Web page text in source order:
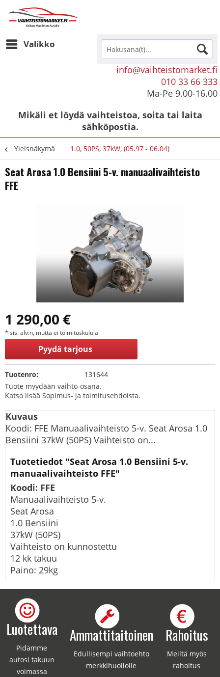
Valikko
info@vaihteistomarket.fi
010 33 66 333
Ma-Pe 9.00-16.00
Mikäli et löydä vaihteistoa, soita tai laita
sähköpostia.
Yleisnäkymä 1.0, 50PS, 37kW, (05.97 - 06.04)
Seat Arosa 1.0 Bensiini 5-v. manuaalivaihteisto
FFE
1 290,00 €
* sis. alv:n, mutta ei toimituskuluja
Pyydä tarjous
Tuotenro:
131644
Tuote myydään vaihto-osana.
Katso lisää Sopimus- ja toimitusehdoista.
Kuvaus
Koodi: FFE Manuaalivaihteisto 5-v. Seat Arosa 1.0
Bensiini 37kW (50PS) Vaihteisto on...
Tuotetiedot "Seat Arosa 1.0 Bensiini 5-v.
manuaalivaihteisto FFE"
Koodi: FFE
Manuaalivaihteisto 5-v.
Seat Arosa
1.0 Bensiini
37kW (50PS)
Vaihteisto on kunnostettu
12 kk takuu
Paino: 29kg
Luotettava
Pidämme
autosi takuun
voimassa
Ammattitaitoinen
Edullisempi vaihtoehto
merkkihuollolle
Rahoitus
Meiltä myös
rahoitus